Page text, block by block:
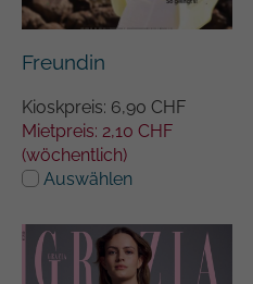
Freundin
Kioskpreis: 6,90 CHF
Mietpreis: 2,10 CHF
(wöchentlich)
Auswählen